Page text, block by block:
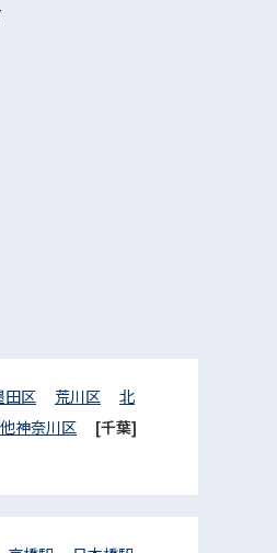
田区 荒川区
北
神奈川区
[千葉]